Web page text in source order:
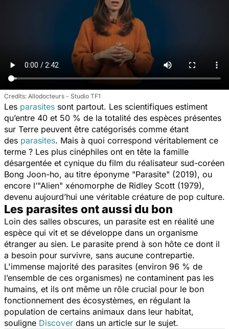
Allodocteurs - Studio TF1
Les parasites sont partout. Les scientifiques estiment
qu’entre 40 et 50 % de la totalité des espèces présentes
sur Terre peuvent être catégorisés comme étant
des parasites. Mais à quoi correspond véritablement ce
terme ? Les plus cinéphiles ont en tête la famille
désargentée et cynique du film du réalisateur sud-coréen
Bong Joon-ho, au titre éponyme "Parasite" (2019), ou
encore l’"Alien" xénomorphe de Ridley Scott (1979),
devenu aujourd’hui une véritable créature de pop culture.
Les parasites ont aussi du bon
Loin des salles obscures, un parasite est en réalité une
espèce qui vit et se développe dans un organisme
étranger au sien. Le parasite prend à son hôte ce dont il
a besoin pour survivre, sans aucune contrepartie.
L'immense majorité des parasites (environ 96 % de
l’ensemble de ces organismes) ne contaminent pas les
humains, et ils ont même un rôle crucial pour le bon
fonctionnement des écosystèmes, en régulant la
population de certains animaux dans leur habitat,
souligne Discover dans un article sur le sujet.